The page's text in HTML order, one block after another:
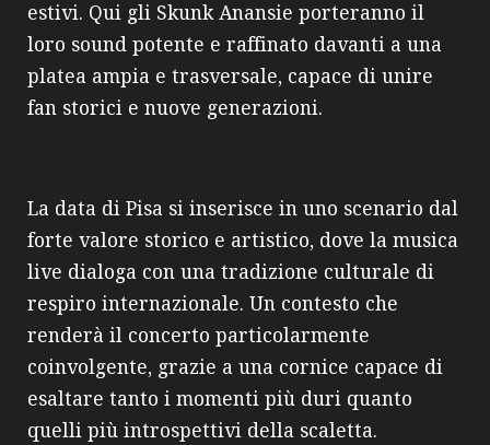
estivi. Qui gli Skunk Anansie porteranno il
loro sound potente e raffinato davanti a una
platea ampia e trasversale, capace di unire
fan storici e nuove generazioni.
La data di Pisa si inserisce in uno scenario dal
forte valore storico e artistico, dove la musica
live dialoga con una tradizione culturale di
respiro internazionale. Un contesto che
renderà il concerto particolarmente
coinvolgente, grazie a una cornice capace di
esaltare tanto i momenti più duri quanto
quelli più introspettivi della scaletta.